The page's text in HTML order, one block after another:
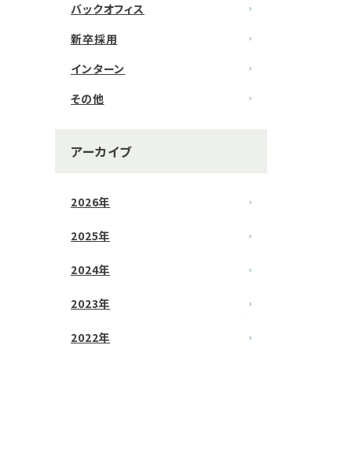
バックオフィス
新卒採用
インターン
その他
アーカイブ
2026年
2025年
2024年
2023年
2022年